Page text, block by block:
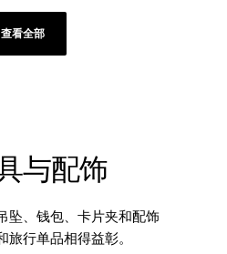
查看全部
与配饰
、钱包、卡片夹‌‌和配饰‌‌
旅行单品相得益彰。